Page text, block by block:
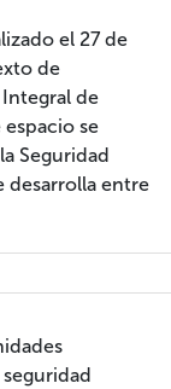
el 27 de
de
de
espacio se
Seguridad
desarrolla entre